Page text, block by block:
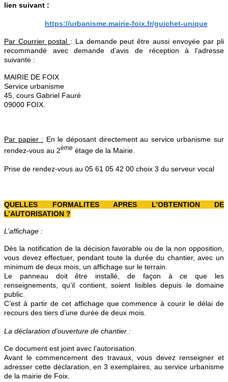
lien suivant :
https://urbanisme.mairie-foix.fr/guichet-unique
Par Courrier postal : La demande peut être aussi envoyée par pli
recommandé avec demande d’avis de réception à l’adresse
suivante :
MAIRIE DE FOIX
Service urbanisme
45, cours Gabriel Fauré
09000 FOIX.
Par papier : En le déposant directement au service urbanisme sur
rendez-vous au 2ème étage de la Mairie.
Prise de rendez-vous au 05 61 05 42 00 choix 3 du serveur vocal
QUELLES FORMALITES APRES L’OBTENTION DE
L’AUTORISATION ?
L’affichage :
Dès la notification de la décision favorable ou de la non opposition,
vous devez effectuer, pendant toute la durée du chantier, avec un
minimum de deux mois, un affichage sur le terrain.
Le panneau doit être installé, de façon à ce que les
renseignements, qu’il contient, soient lisibles depuis le domaine
public.
C’est à partir de cet affichage que commence à courir le délai de
recours des tiers d’une durée de deux mois.
La déclaration d’ouverture de chantier :
Ce document est joint avec l’autorisation.
Avant le commencement des travaux, vous devez renseigner et
adresser cette déclaration, en 3 exemplaires, au service urbanisme
de la mairie de Foix.